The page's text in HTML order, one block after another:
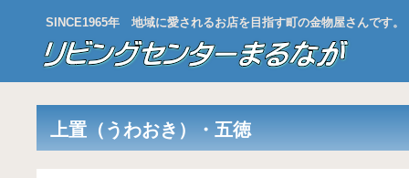
SINCE1965年 地域に愛されるお店を目指す町の金物屋さんです。
上置（うわおき）・五徳